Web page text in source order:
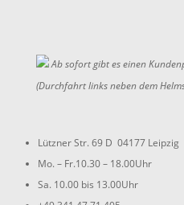
Ab sofort gibt es einen
(Durchfahrt links neben dem
Lützner Str. 69 D 04177 Leipzig
Mo. – Fr.10.30 – 18.00Uhr
Sa. 10.00 bis 13.00Uhr